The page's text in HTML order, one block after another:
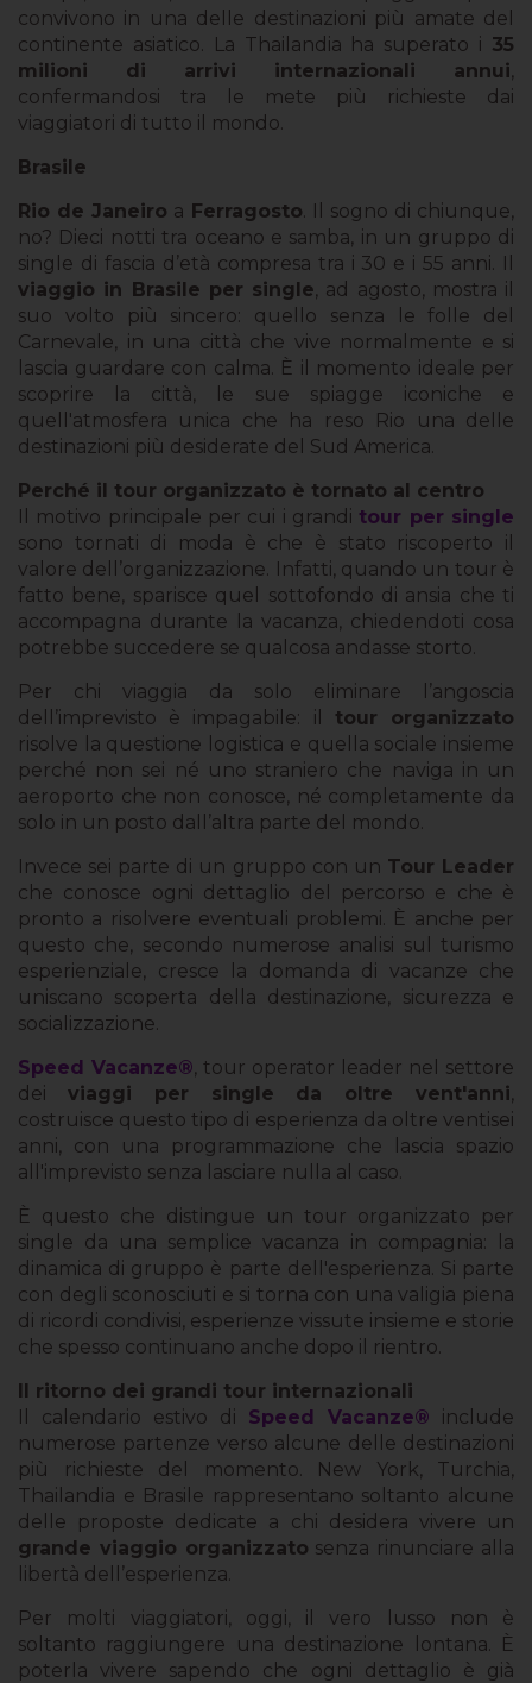
convivono in una delle destinazioni più amate del
continente asiatico. La Thailandia ha superato i 35
milioni di arrivi internazionali annui,
confermandosi tra le mete più richieste dai
viaggiatori di tutto il mondo.
Brasile
Rio de Janeiro a Ferragosto. Il sogno di chiunque,
no? Dieci notti tra oceano e samba, in un gruppo di
single di fascia d’età compresa tra i 30 e i 55 anni. Il
viaggio in Brasile per single, ad agosto, mostra il
suo volto più sincero: quello senza le folle del
Carnevale, in una città che vive normalmente e si
lascia guardare con calma. È il momento ideale per
scoprire la città, le sue spiagge iconiche e
quell'atmosfera unica che ha reso Rio una delle
destinazioni più desiderate del Sud America.
Perché il tour organizzato è tornato al centro
Il motivo principale per cui i grandi tour per single
sono tornati di moda è che è stato riscoperto il
valore dell’organizzazione. Infatti, quando un tour è
fatto bene, sparisce quel sottofondo di ansia che ti
accompagna durante la vacanza, chiedendoti cosa
potrebbe succedere se qualcosa andasse storto.
Per chi viaggia da solo eliminare l’angoscia
dell’imprevisto è impagabile: il tour organizzato
risolve la questione logistica e quella sociale insieme
perché non sei né uno straniero che naviga in un
aeroporto che non conosce, né completamente da
solo in un posto dall’altra parte del mondo.
Invece sei parte di un gruppo con un Tour Leader
che conosce ogni dettaglio del percorso e che è
pronto a risolvere eventuali problemi. È anche per
questo che, secondo numerose analisi sul turismo
esperienziale, cresce la domanda di vacanze che
uniscano scoperta della destinazione, sicurezza e
socializzazione.
Speed Vacanze®, tour operator leader nel settore
dei viaggi per single da oltre vent'anni,
costruisce questo tipo di esperienza da oltre ventisei
anni, con una programmazione che lascia spazio
all'imprevisto senza lasciare nulla al caso.
È questo che distingue un tour organizzato per
single da una semplice vacanza in compagnia: la
dinamica di gruppo è parte dell'esperienza. Si parte
con degli sconosciuti e si torna con una valigia piena
di ricordi condivisi, esperienze vissute insieme e storie
che spesso continuano anche dopo il rientro.
Il ritorno dei grandi tour internazionali
Il calendario estivo di Speed Vacanze® include
numerose partenze verso alcune delle destinazioni
più richieste del momento. New York, Turchia,
Thailandia e Brasile rappresentano soltanto alcune
delle proposte dedicate a chi desidera vivere un
grande viaggio organizzato senza rinunciare alla
libertà dell’esperienza.
Per molti viaggiatori, oggi, il vero lusso non è
soltanto raggiungere una destinazione lontana. È
poterla vivere sapendo che ogni dettaglio è già